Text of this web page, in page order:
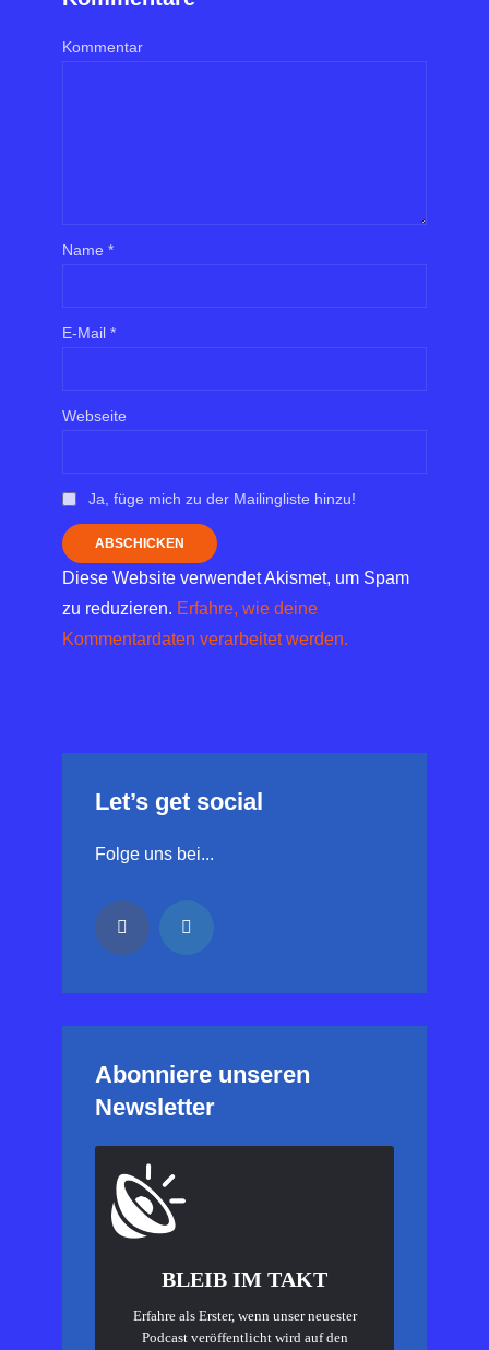
Kommentar
Name *
E-Mail *
Webseite
Ja, füge mich zu der Mailingliste hinzu!
Diese Website verwendet Akismet, um Spam
zu reduzieren. Erfahre, wie deine
Kommentardaten verarbeitet werden.
Let’s get social
Folge uns bei...
Abonniere unseren
Newsletter
BLEIB IM TAKT
Erfahre als Erster, wenn unser neuester
Podcast veröffentlicht wird auf den